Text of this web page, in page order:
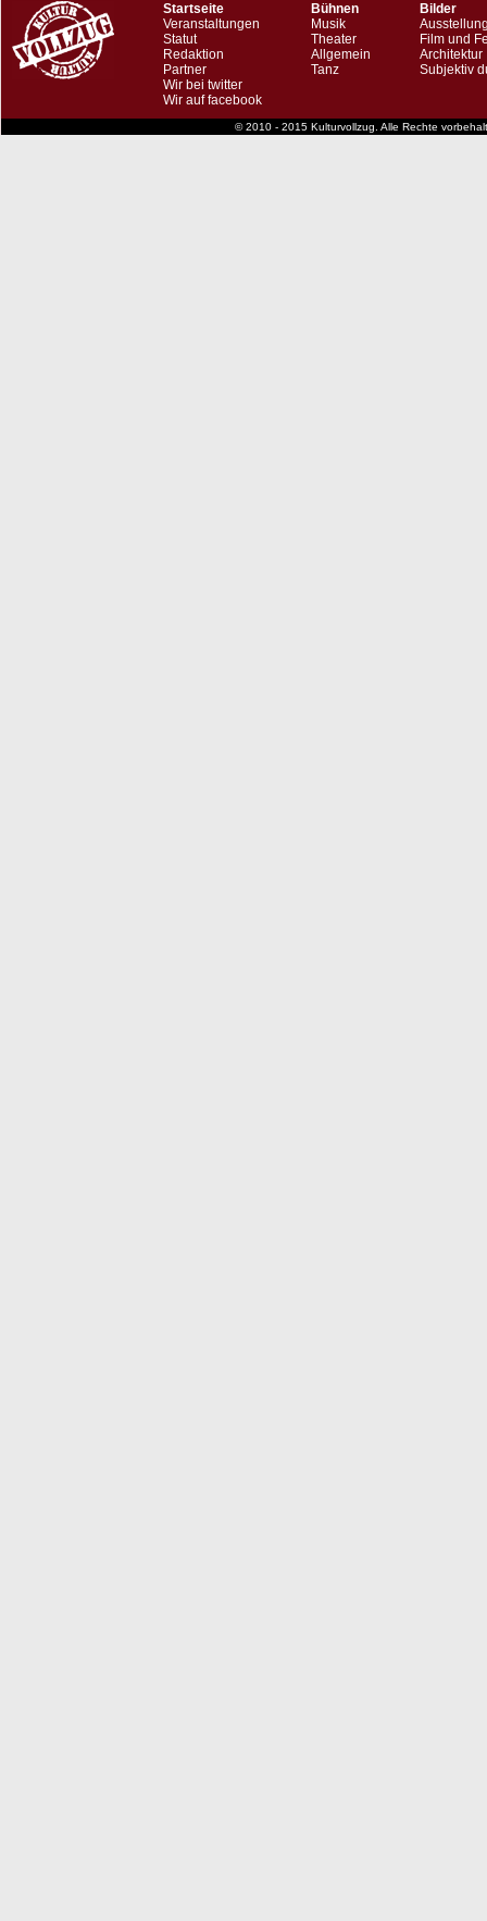
Startseite
Veranstaltungen
Statut
Redaktion
Partner
Wir bei twitter
Wir auf facebook
Bühnen
Musik
Theater
Allgemein
Tanz
Bilder
Film und
Architektur
Subjektiv
© 2010 - 2015 Kulturvollzug. Alle Rechte